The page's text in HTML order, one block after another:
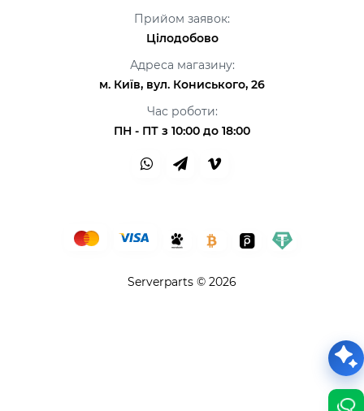
Прийом заявок:
Цілодобово
Адреса магазину:
м. Київ, вул. Кониського, 26
Час роботи:
ПН - ПТ з 10:00 до 18:00
Serverparts © 2026